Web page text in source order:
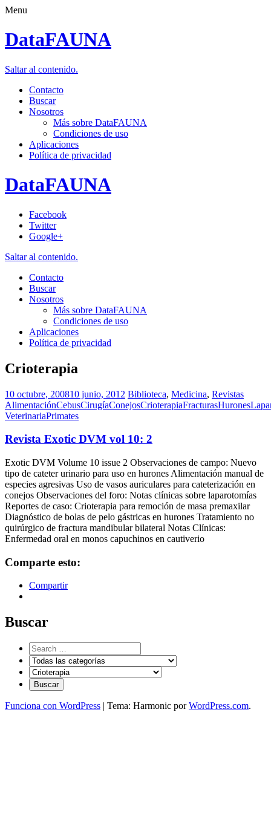
Menu
DataFAUNA
Saltar al contenido.
Contacto
Buscar
Nosotros
Más sobre DataFAUNA
Condiciones de uso
Aplicaciones
Política de privacidad
DataFAUNA
Facebook
Twitter
Google+
Saltar al contenido.
Contacto
Buscar
Nosotros
Más sobre DataFAUNA
Condiciones de uso
Aplicaciones
Política de privacidad
Crioterapia
10 octubre, 200810 junio, 2012 Biblioteca, Medicina, Revistas
AlimentaciónCebusCirugíaConejosCrioterapiaFracturasHurones
VeterinariaPrimates
Revista Exotic DVM vol 10: 2
Exotic DVM Volume 10 issue 2 Observaciones de campo: Nuevo
tipo de cateter urinario para uso en hurones Alimentación manual de
especies agresivas Uso de vasos auriculares para cateterización en
conejos Observaciones del foro: Notas clínicas sobre laparotomías
Reportes de caso: Crioterapia para remoción de masa premaxilar
Diagnóstico de bolas de pelo gástricas en hurones Tratamiento no
quirúrgico de fractura mandibular bilateral Notas Clínicas:
Enfermedad oral en monos capuchinos en cautiverio
Comparte esto:
Compartir
Buscar
Funciona con WordPress | Tema: Harmonic porWordPress.com.